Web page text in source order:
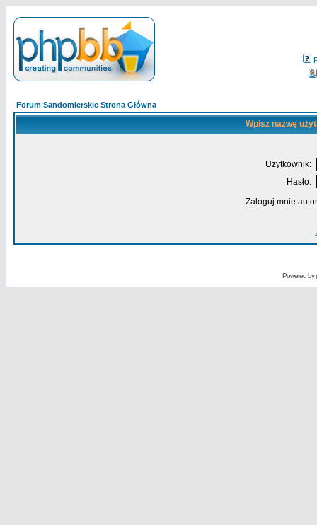
Forum Sandomierskie Strona Główna
Wpisz nazwę
Użytkownik:
Hasło:
Zaloguj mnie
Powered by